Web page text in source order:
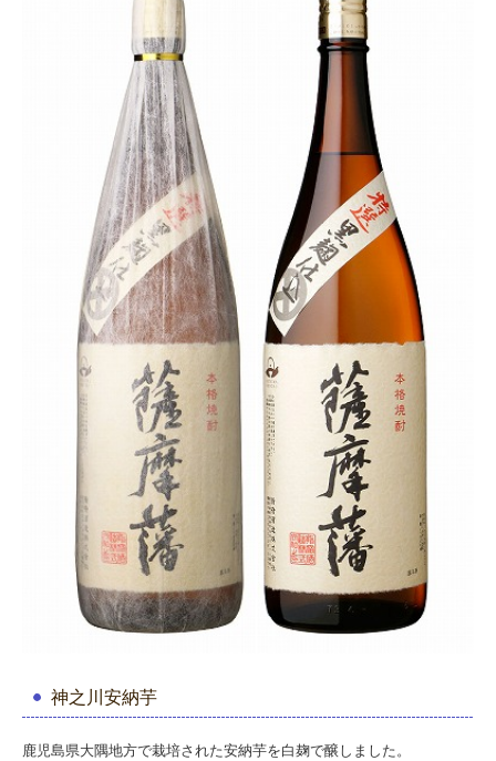
お得意先酒販店様向け
焼酎コラム
お問合わせ
個人情報保護方針
”第4回 錦江湾Shochuナイトクルーズ”
神之川安納芋
鹿児島県大隅地方で栽培された安納芋を白麹で醸しました。